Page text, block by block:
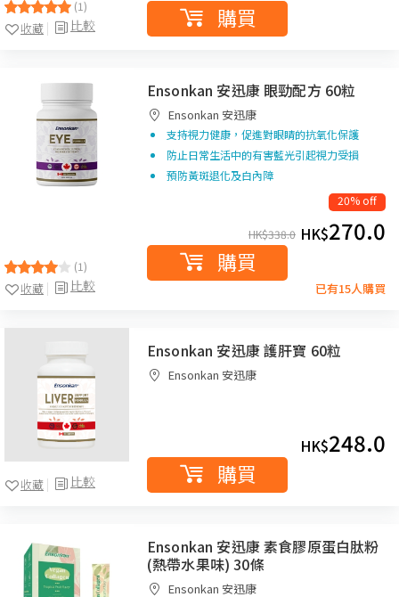
(1)
比較
收藏 購買
(1)
比較
收藏
Ensonkan 安迅康 眼勁配方 60粒
Ensonkan 安迅康
支持視力健康，促進對眼睛的抗氧化保護
防止日常生活中的有害藍光引起視力受損
預防黃斑退化及白內障
20% off
HK$338.0 HK$270.0
購買
已有15人購買
比較
收藏
Ensonkan 安迅康 護肝寶 60粒
Ensonkan 安迅康
HK$248.0
購買
Ensonkan 安迅康 素食膠原蛋白肽粉
(熱帶水果味) 30條
Ensonkan 安迅康